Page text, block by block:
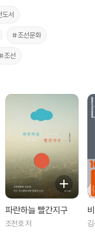
서
#조선문화
조선
파란하늘 빨간지구
조천호 저 김